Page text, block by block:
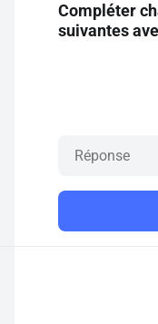
Compléter
suivantes